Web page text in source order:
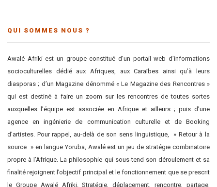
QUI SOMMES NOUS ?
Awalé Afriki est un groupe constitué d’un portail web d’informations
socioculturelles dédié aux Afriques, aux Caraïbes ainsi qu’à leurs
diasporas ; d’un Magazine dénommé « Le Magazine des Rencontres »
qui est destiné à faire un zoom sur les rencontres de toutes sortes
auxquelles l’équipe est associée en Afrique et ailleurs ; puis d’une
agence en ingénierie de communication culturelle et de Booking
d’artistes. Pour rappel, au-delà de son sens linguistique, » Retour à la
source » en langue Yoruba, Awalé est un jeu de stratégie combinatoire
propre à l’Afrique. La philosophie qui sous-tend son déroulement et sa
finalité rejoignent l’objectif principal et le fonctionnement que se prescrit
le Groupe Awalé Afriki. Stratégie, déplacement, rencontre, partage,